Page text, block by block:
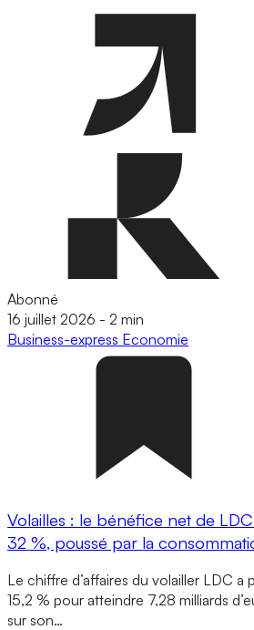
Abonné
16 juillet 2026 - 2 min
Business-express Economie
Volailles : le bénéfice net de
32 %, poussé par la
Le chiffre d’affaires du volailler LDC a
15,2 % pour atteindre 7,28 milliards
sur son…